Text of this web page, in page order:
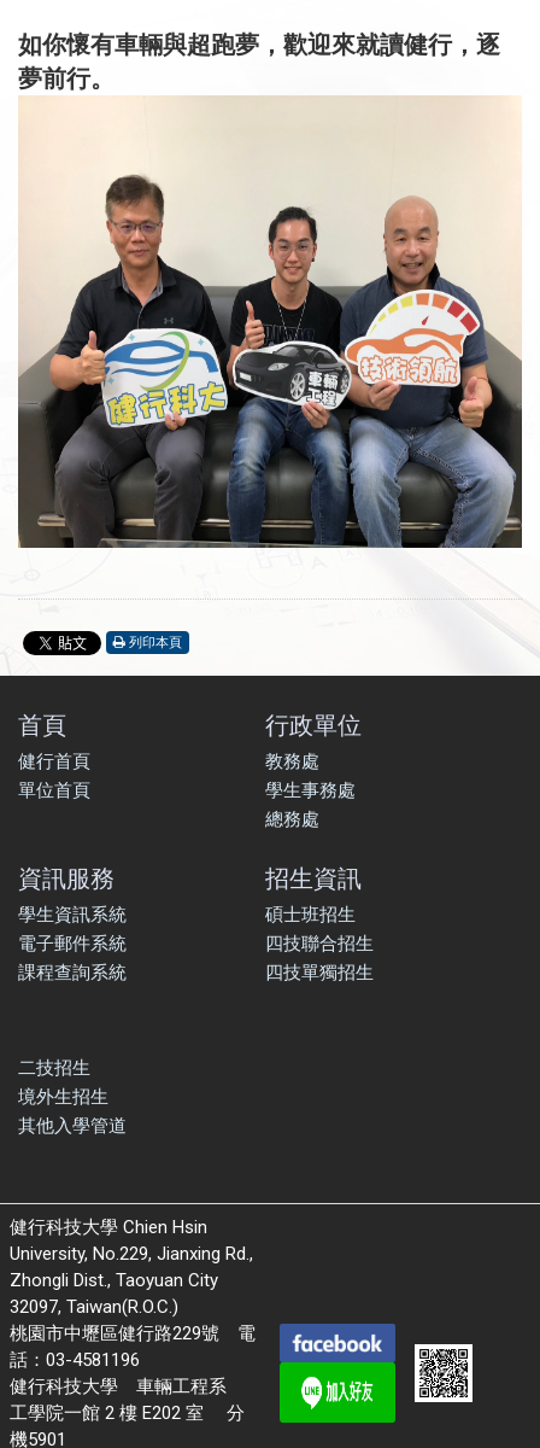
如你懷有車輛與超跑夢，歡迎來就讀健行，逐
夢前行。
列印本頁
首頁
健行首頁
單位首頁
行政單位
教務處
學生事務處
總務處
資訊服務
學生資訊系統
電子郵件系統
課程查詢系統
招生資訊
碩士班招生
四技聯合招生
四技單獨招生
二技招生
境外生招生
其他入學管道
健行科技大學 Chien Hsin
University, No.229, Jianxing Rd.,
Zhongli Dist., Taoyuan City
32097, Taiwan(R.O.C.)
桃園市中壢區健行路229號 電
話：03-4581196
健行科技大學 車輛工程系
工學院一館 2 樓 E202 室 分
機5901